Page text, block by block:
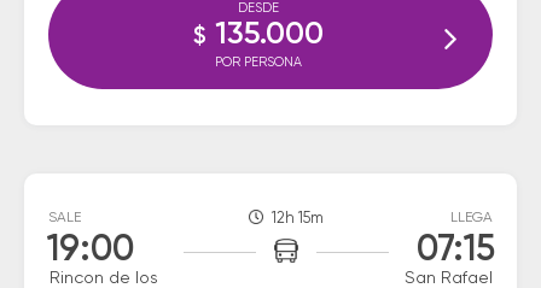
DESDE
$ 135.000
POR PERSONA
SALE
19:00
Rincon de los
12h 15m LLEGA
07:15
San Rafael